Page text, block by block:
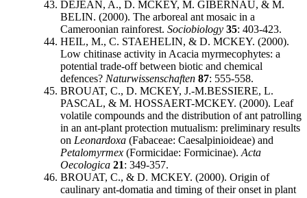
DEJEAN, A., D. MCKEY, M. GIBERNAU, & M.
BELIN. (2000). The arboreal ant mosaic in a
Cameroonian rainforest. Sociobiology 35: 403-423.
HEIL, M., C. STAEHELIN, & D. MCKEY. (2000).
Low chitinase activity in Acacia myrmecophytes: a
potential trade-off between biotic and chemical
defences? Naturwissenschaften 87: 555-558.
BROUAT, C., D. MCKEY, J.-M.BESSIERE, L.
PASCAL, & M. HOSSAERT-MCKEY. (2000). Leaf
volatile compounds and the distribution of ant patrolling
in an ant-plant protection mutualism: preliminary results
on Leonardoxa (Fabaceae: Caesalpinioideae) and
Petalomyrmex (Formicidae: Formicinae). Acta
Oecologica 21: 349-357.
BROUAT, C., & D. MCKEY. (2000). Origin of
caulinary ant-domatia and timing of their onset in plant